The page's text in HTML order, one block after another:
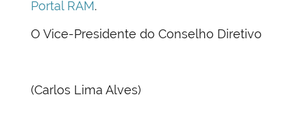
Portal RAM.
O Vice-Presidente do Conselho Diretivo
(Carlos Lima Alves)